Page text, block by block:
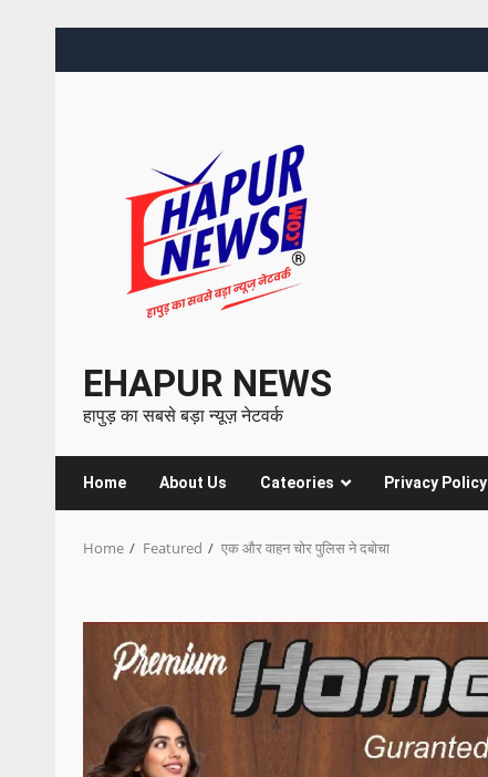
EHAPUR NEWS
हापुड़ का सबसे बड़ा न्यूज़ नेटवर्क
Home About Us Cateories Privacy Policy
Home Featured एक और वाहन चोर पुलिस ने दबोचा